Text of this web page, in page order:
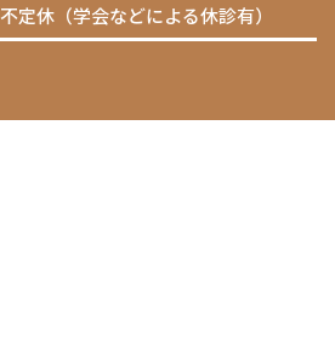
不定休（学会などによる休診有）